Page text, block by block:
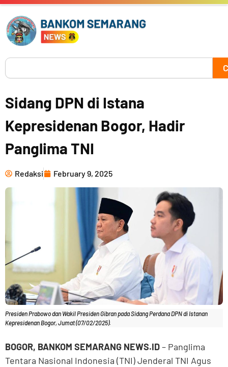
Skip
content
Search
Sidang DPN di Istana
Kepresidenan Bogor, Hadir
Panglima TNI
Redaksi February 9, 2025
Presiden Prabowo dan Wakil Presiden Gibran pada Sidang Perdana DPN di Istanan
Kepresidenan Bogor, Jumat (07/02/2025).
BOGOR, BANKOM SEMARANG NEWS.ID– Panglima
Tentara Nasional Indonesia (TNI) Jenderal TNI Agus